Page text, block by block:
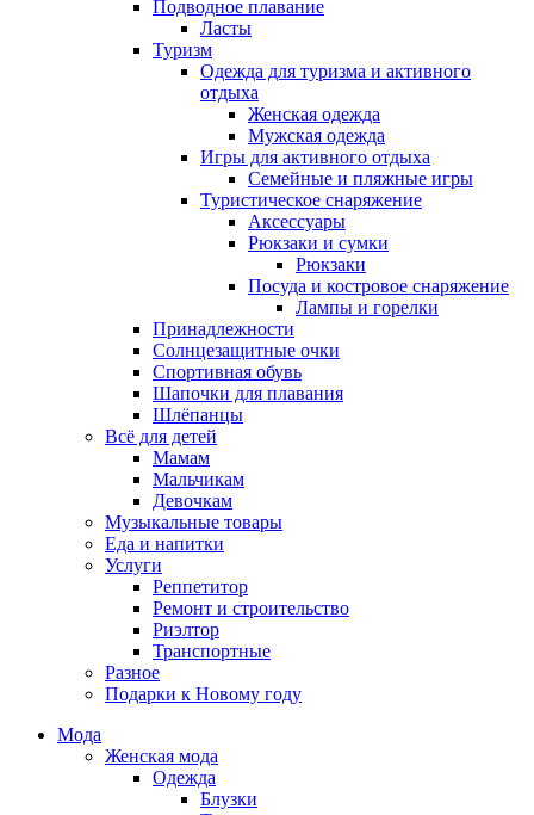
Подводное плавание
Ласты
Туризм
Одежда для туризма и активного
отдыха
Женская одежда
Мужская одежда
Игры для активного отдыха
Семейные и пляжные игры
Туристическое снаряжение
Аксессуары
Рюкзаки и сумки
Рюкзаки
Посуда и костровое снаряжение
Лампы и горелки
Принадлежности
Солнцезащитные очки
Спортивная обувь
Шапочки для плавания
Шлёпанцы
Всё для детей
Мамам
Мальчикам
Девочкам
Музыкальные товары
Еда и напитки
Услуги
Реппетитор
Ремонт и строительство
Риэлтор
Транспортные
Разное
Подарки к Новому году
Мода
Женская мода
Одежда
Блузки